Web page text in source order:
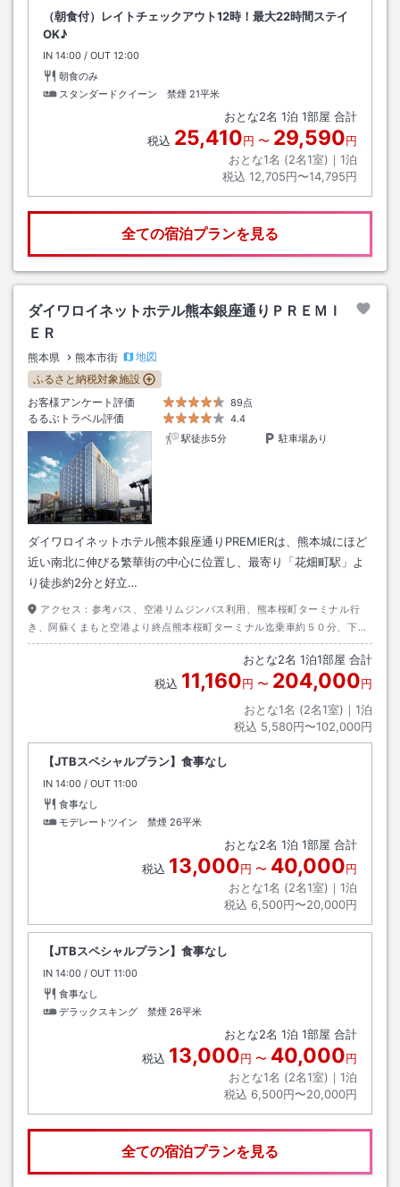
（朝食付）レイトチェックアウト12時！最大22時間ステイ
OK♪
IN チェックイン
14:00 / OUT チェックアウト
12:00
朝食のみ
スタンダードクイーン 禁煙 21平米
おとな2名 1泊 1部屋 合計
税込 25,410円 〜 29,590円
おとな1名 (2名1室)｜ 1泊
税込 12,705円〜14,795円
全ての宿泊プランを見る
ダイワロイネットホテル熊本銀座通りＰＲＥＭＩ
ＥＲ
熊本県 熊本市街
地図
ふるさと納税対象施設
お客様アンケート評価
89点
るるぶトラベル評価
4.4
駅徒歩5分
駐車場あり
ダイワロイネットホテル熊本銀座通りPREMIERは、熊本城にほど
近い南北に伸びる繁華街の中心に位置し、最寄り「花畑町駅」よ
り徒歩約2分と好立…
アクセス： 参考バス、空港リムジンバス利用、熊本桜町ターミナル行
き、阿蘇くまもと空港より終点熊本桜町ターミナル迄乗車約５０分、下車
後６分。
おとな2名 1泊1部屋 合計
税込 11,160円 〜 204,000円
おとな1名 (2名1室)｜ 1泊
税込 5,580円〜102,000円
【JTBスペシャルプラン】食事なし
IN チェックイン
14:00 / OUT チェックアウト
11:00
食事なし
モデレートツイン 禁煙 26平米
おとな2名 1泊 1部屋 合計
税込 13,000円 〜 40,000円
おとな1名 (2名1室)｜ 1泊
税込 6,500円〜20,000円
【JTBスペシャルプラン】食事なし
IN チェックイン
14:00 / OUT チェックアウト
11:00
食事なし
デラックスキング 禁煙 26平米
おとな2名 1泊 1部屋 合計
税込 13,000円 〜 40,000円
おとな1名 (2名1室)｜ 1泊
税込 6,500円〜20,000円
全ての宿泊プランを見る